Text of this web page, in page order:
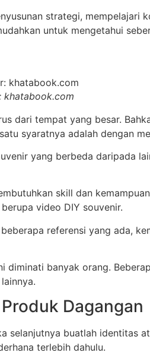
strategi, mempelajari
untuk mengetahui
khatabook.com
dari tempat yang besar.
syaratnya adalah dengan
yang berbeda daripada
skill dan
video DIY souvenir.
referensi yang ada,
banyak orang.
Dagangan
selanjutnya buatlah identitas
terlebih dahulu.